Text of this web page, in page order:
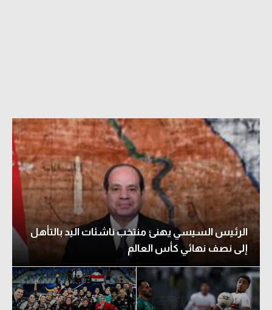
الرئيس السيسي يهنئ منتخب ناشئات اليد بالتأهل
إلى نصف نهائي كأس العالم